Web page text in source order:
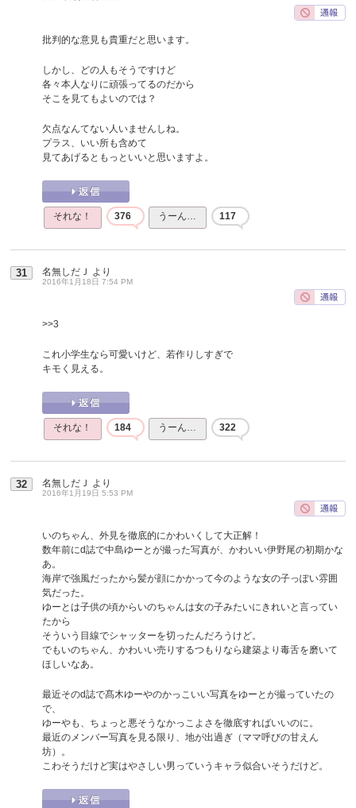
批判的な意見も貴重だと思います。
しかし、どの人もそうですけど
各々本人なりに頑張ってるのだから
そこを見てもよいのでは？
欠点なんてない人いませんしね。
プラス、いい所も含めて
見てあげるともっといいと思いますよ。
それな！ 376 うーん… 117
31 名無しだＪ より
2016年1月18日 7:54 PM
>>3
これ小学生なら可愛いけど、若作りしすぎで
キモく見える。
それな！ 184 うーん… 322
32 名無しだＪ より
2016年1月19日 5:53 PM
いのちゃん、外見を徹底的にかわいくして大正解！
数年前にd誌で中島ゆーとが撮った写真が、かわいい伊野尾の初期かな
あ。
海岸で強風だったから髪が顔にかかって今のような女の子っぽい雰囲
気だった。
ゆーとは子供の頃からいのちゃんは女の子みたいにきれいと言ってい
たから
そういう目線でシャッターを切ったんだろうけど。
でもいのちゃん、かわいい売りするつもりなら建築より毒舌を磨いて
ほしいなあ。
最近そのd誌で髙木ゆーやのかっこいい写真をゆーとが撮っていたの
で、
ゆーやも、ちょっと悪そうなかっこよさを徹底すればいいのに。
最近のメンバー写真を見る限り、地が出過ぎ（ママ呼びの甘えん
坊）。
こわそうだけど実はやさしい男っていうキャラ似合いそうだけど。